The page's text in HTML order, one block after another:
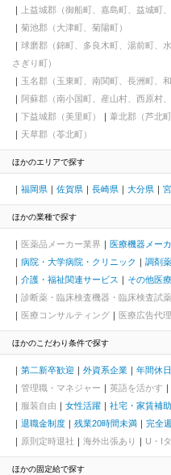
上益城郡（御船町、嘉島町、益城町
菊池郡（大津町、菊陽町）
球磨郡（錦町、多良木町、湯前町、
さぎり町）
玉名郡（玉東町、南関町、長洲町、和
阿蘇郡（南小国町、産山村、西原村
下益城郡（美里町）
葦北郡（芦北
天草郡（苓北町）
ほかのエリアで探す
福岡県 佐賀県 長崎県 大分県
ほかの業種で探す
医薬品メーカー業界 医療機器メー
病院・大学病院・クリニック
調剤
介護・福祉関連サービス
その他医
診断薬・臨床検査機器・臨床検査試
医療コンサルティング
医療広告代
ほかのこだわり条件で探す
第二新卒歓迎 外資系企業 年間休
管理職・マネジャー
英語を活かす
服装自由
女性活躍 社宅・家賃補
退職金制度
残業20時間未満 完全
原則定時退社
海外出張あり U・I
ほかの固定給で探す